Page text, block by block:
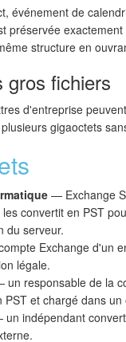
événement de
préservée
structure en
gros fichiers
d'entreprise
gigaoctets
— Exchange
convertit en PST
du serveur.
Exchange d'un
légale.
un responsable de la
et chargé dans un
indépendant